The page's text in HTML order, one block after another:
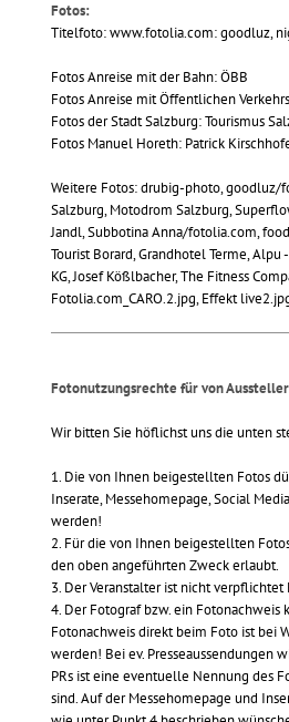
Fotos:
Titelfoto: www.fotolia.com: goodluz,
Fotos Anreise mit der Bahn: ÖBB
Fotos Anreise mit Öffentlichen
Fotos der Stadt Salzburg: Tourismus
Fotos Manuel Horeth: Patrick
Weitere Fotos: drubig-photo, goodluz/
Salzburg, Motodrom Salzburg,
Jandl, Subbotina Anna/fotolia.com,
Tourist Borard, Grandhotel Terme,
KG, Josef Kößlbacher, The Fitness
Fotolia.com_CARO.2.jpg, Effekt
Fotonutzungsrechte für von
Wir bitten Sie höflichst uns die unten
1. Die von Ihnen beigestellten Fotos
Inserate, Messehomepage, Social
werden!
2. Für die von Ihnen beigestellten
den oben angeführten Zweck erlaubt.
3. Der Veranstalter ist nicht
4. Der Fotograf bzw. ein
Fotonachweis direkt beim Foto ist bei
werden! Bei ev. Presseaussendungen
PRs ist eine eventuelle Nennung des
sind. Auf der Messehomepage und